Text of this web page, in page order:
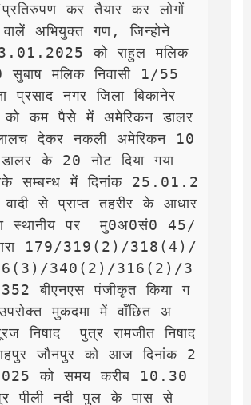
कर तैयार कर लोगों
अभियुक्त गण, जिन्होने
को राहुल मलिक
सुबाष मलिक निवासी 1/55
प्रसाद नगर जिला बिकानेर
को कम पैसे में अमेरिकन डालर
देकर नकली अमेरिकन 10
के 20 नोट दिया गया
सम्बन्ध में दिनांक 25.01.2
से प्राप्त तहरीर के आधार
स्थानीय पर  मु0अ0सं0 45/
179/319(2)/318(4)/
340(2)/316(2)/3
बीएनएस पंजीकृत किया ग
मुकदमा में वाँछित अ
निषाद  पुत्र रामजीत निषाद
जौनपुर को आज दिनांक 2
को समय करीब 10.30
पीली नदी पुल के पास से